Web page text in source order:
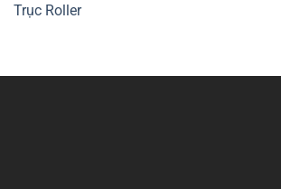
Trục Roller